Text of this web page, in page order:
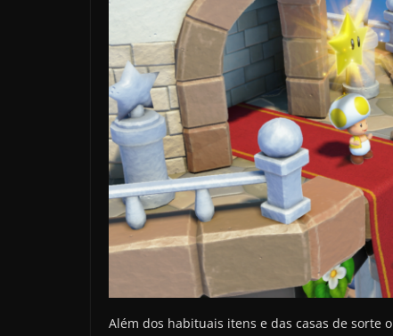
Além dos habituais itens e das casas de sorte